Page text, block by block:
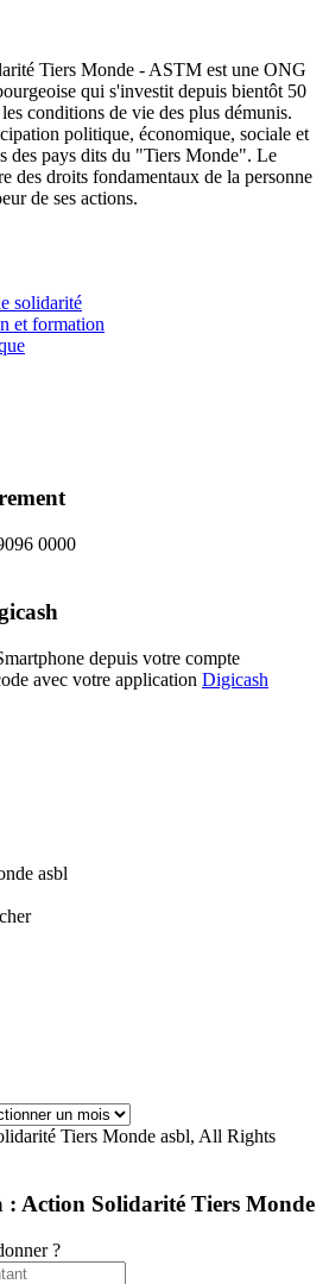
Tiers Monde - ASTM est une ONG
qui s'investit depuis bientôt 50
conditions de vie des plus démunis.
politique, économique, sociale et
des pays dits du "Tiers Monde". Le
des droits fondamentaux de la personne
de ses actions.
solidarité
et formation
0000
depuis votre compte
avec votre application Digicash
asbl
Tiers Monde asbl, All Rights
: Action Solidarité Tiers Monde
?